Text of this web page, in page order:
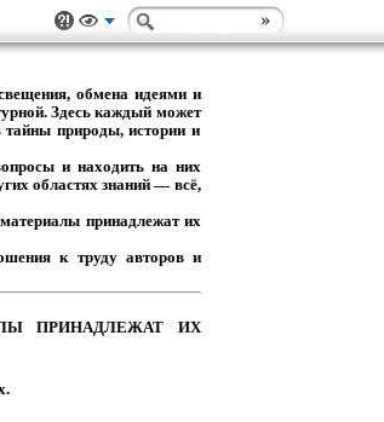
обмена идеями и
Здеськаждый может
тайны природы,истории и
и находить на них
областяхзнаний — всё,
материалы принадлежатих
ктрудуавторови
ПРИНАДЛЕЖАТ ИХ